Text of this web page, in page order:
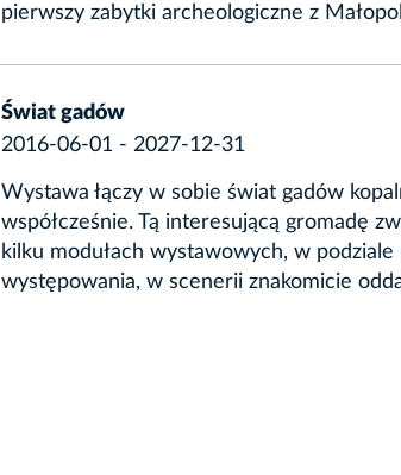
pierwszy zabytki archeologiczne z
Świat gadów
2016-06-01 - 2027-12-31
Wystawa łączy w sobie świat gadów
współcześnie. Tą interesującą gromadę
kilku modułach wystawowych, w podziale
występowania, w scenerii znakomicie